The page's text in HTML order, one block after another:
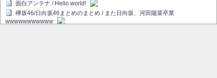
面白アンテナ / Hello world!
欅坂46/日向坂46まとめのまとめ / また日向坂、河田陽菜卒業
wwwwwwwwwww